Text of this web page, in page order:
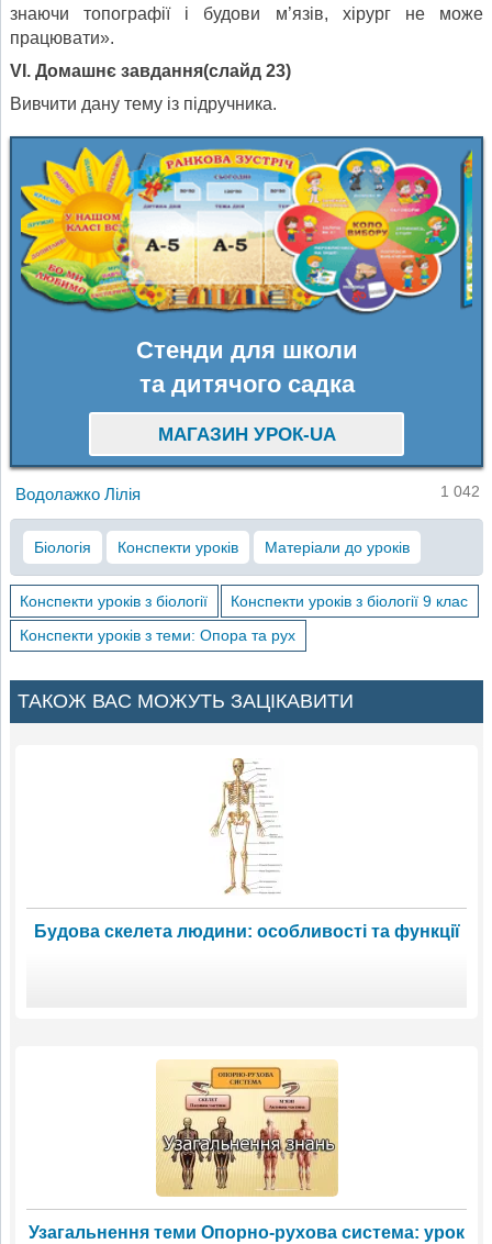
знаючи топографії і будови м’язів, хірург не може
працювати».
V І. Домашнє завдання(слайд 23)
Вивчити дану тему із підручника.
Стенди для школи
та дитячого садка
МАГАЗИН УРОК-UA
Водолажко Лілія 1 042
Біологія Конспекти уроків Матеріали до уроків
Конспекти уроків з біології
Конспекти уроків з біології 9 клас
Конспекти уроків з теми: Опора та рух
ТАКОЖ ВАС МОЖУТЬ ЗАЦІКАВИТИ
Будова скелета людини: особливості та функції
Узагальнення теми Опорно-рухова система: урок